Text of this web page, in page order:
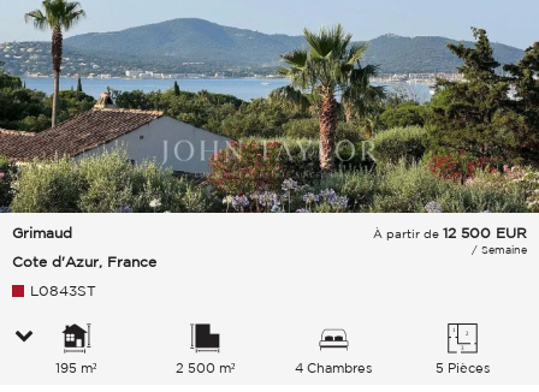
Grimaud
Cote d'Azur, France
À partir de 12 500 EUR
/ Semaine
L0843ST
195 m² 2 500 m² 4 Chambres 5 Pièces